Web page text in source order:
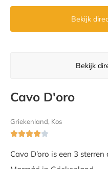
Bekijk
Bekijk
Cavo D'oro
Griekenland, Kos

Cavo D’oro is een 3